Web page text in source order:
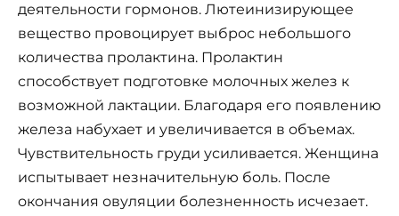
деятельности гормонов. Лютеинизирующее
вещество провоцирует выброс небольшого
количества пролактина. Пролактин
способствует подготовке молочных желез к
возможной лактации. Благодаря его появлению
железа набухает и увеличивается в объемах.
Чувствительность груди усиливается. Женщина
испытывает незначительную боль. После
окончания овуляции болезненность исчезает.